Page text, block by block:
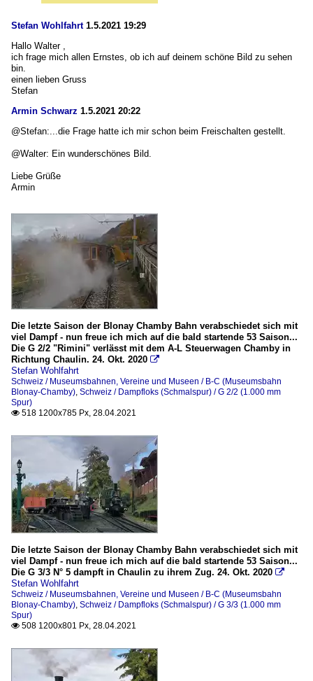
Stefan Wohlfahrt1.5.2021 19:29
Hallo Walter ,
ich frage mich allen Ernstes, ob ich auf deinem schöne Bild zu sehen
bin.
einen lieben Gruss
Stefan
Armin Schwarz 1.5.2021 20:22
@Stefan:...die Frage hatte ich mir schon beim Freischalten gestellt.
@Walter: Ein wunderschönes Bild.
Liebe Grüße
Armin
Die letzte Saison der Blonay Chamby Bahn verabschiedet sich mit
viel Dampf - nun freue ich mich auf die bald startende 53 Saison...
Die G 2/2 "Rimini" verlässt mit dem A-L Steuerwagen Chamby in
Richtung Chaulin. 24. Okt. 2020 
Stefan Wohlfahrt
Schweiz / Museumsbahnen, Vereine und Museen / B-C (Museumsbahn
Blonay-Chamby), Schweiz / Dampfloks (Schmalspur) / G 2/2 (1.000 mm
Spur)
 518 1200x785 Px, 28.04.2021
Die letzte Saison der Blonay Chamby Bahn verabschiedet sich mit
viel Dampf - nun freue ich mich auf die bald startende 53 Saison...
Die G 3/3 N° 5 dampft in Chaulin zu ihrem Zug. 24. Okt. 2020 
Stefan Wohlfahrt
Schweiz / Museumsbahnen, Vereine und Museen / B-C (Museumsbahn
Blonay-Chamby), Schweiz / Dampfloks (Schmalspur) / G 3/3 (1.000 mm
Spur)
 508 1200x801 Px, 28.04.2021